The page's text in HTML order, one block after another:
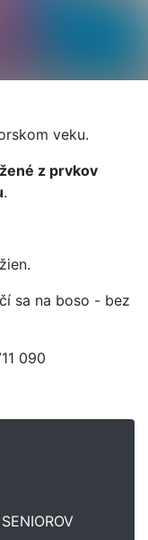
veku.
z prvkov
.
sa na boso - bez
090